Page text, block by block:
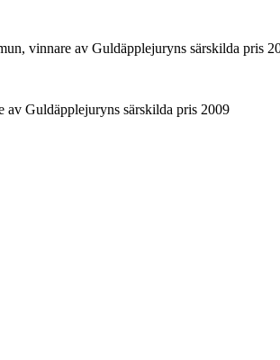
vinnare av Guldäpplejuryns särskilda pris
Guldäpplejuryns särskilda pris 2009